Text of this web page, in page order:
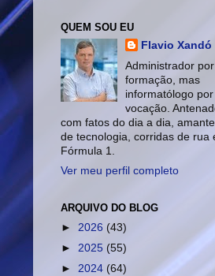
QUEM SOU EU
Flavio Xandó
Administrador por
formação, mas
informatólogo por
vocação.
com fatos do dia a dia, amante
de tecnologia, corridas de rua
Fórmula 1.
Ver meu perfil completo
ARQUIVO DO BLOG
► 2026 (43)
► 2025 (55)
► 2024 (64)